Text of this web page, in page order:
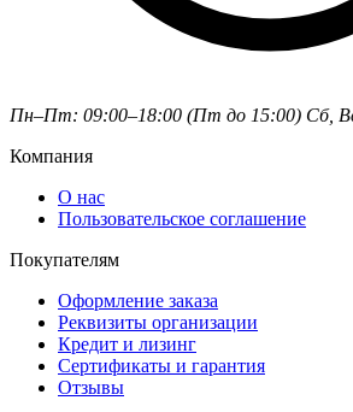
Пн–Пт: 09:00–18:00 (Пт до 15:00) Сб,
Компания
О нас
Пользовательское соглашение
Покупателям
Оформление заказа
Реквизиты организации
Кредит и лизинг
Сертификаты и гарантия
Отзывы